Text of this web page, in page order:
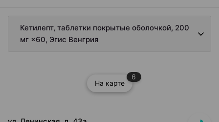
Кетилепт, таблетки покрытые оболочкой, 200
мг ×60, Эгис Венгрия
На карте
6